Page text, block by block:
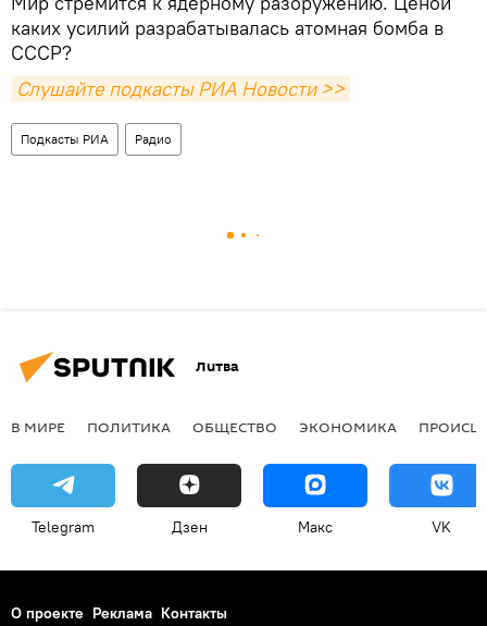
каких усилий разрабатывалась атомная бомба в
СССР?
Слушайте подкасты РИА Новости >>
Подкасты РИА Радио
Литва
В МИРЕ ПОЛИТИКА ОБЩЕСТВО ЭКОНОМИКА
Telegram Дзен Макс VK
О проекте Реклама Контакты